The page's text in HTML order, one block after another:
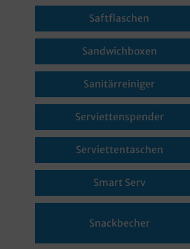
Saftflaschen
Sandwichboxen
Sanitärreiniger
Serviettenspender
Serviettentaschen
Smart Serv
Snackbecher